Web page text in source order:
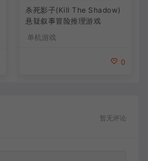
杀死影子(Kill The Shadow)
悬疑叙事冒险推理游戏
单机游戏
0
暂无评论